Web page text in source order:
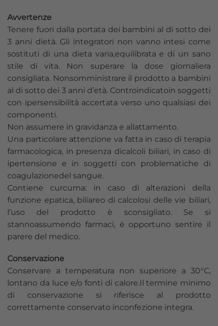
Avvertenze
Tenere fuori dalla portata dei bambini al di sotto dei
3 anni dietà. Gli integratori non vanno intesi come
sostituti di una dieta varia,equilibrata e di un sano
stile di vita. Non superare la dose giornaliera
consigliata. Nonsomministrare il prodotto a bambini
al di sotto dei 3 anni d’età. Controindicatoin soggetti
con ipersensibilità accertata verso uno qualsiasi dei
componenti.
Non assumere in gravidanza e allattamento.
Una particolare attenzione va fatta in caso di terapia
farmacologica, in presenza dicalcoli biliari, in caso di
ipertensione e in soggetti con problematiche di
coagulazionedel sangue.
Contiene curcuma: in caso di alterazioni della
funzione epatica, biliareo di calcolosi delle vie biliari,
l’uso del prodotto è sconsigliato. Se si
stannoassumendo farmaci, è opportuno sentire il
parere del medico.
Conservazione
Conservare a temperatura non superiore a 30°C,
lontano da luce e/o fonti di calore.Il termine minimo
di conservazione si riferisce al prodotto
correttamente conservato inconfezione integra.